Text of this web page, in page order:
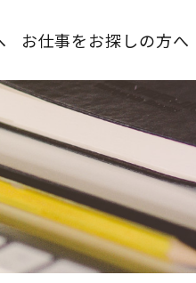
お仕事をお探しの方へ